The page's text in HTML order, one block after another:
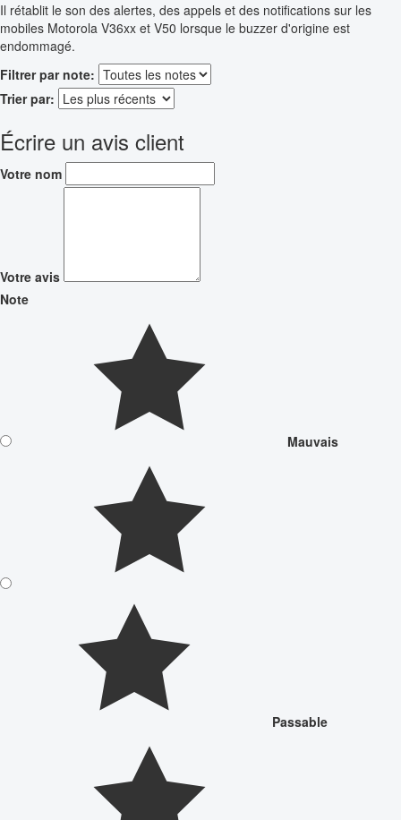
Il rétablit le son des alertes, des appels et des notifications sur les
mobiles Motorola V36xx et V50 lorsque le buzzer d'origine est
endommagé.
Filtrer par note:
Trier par:
Écrire un avis client
Votre nom
Votre avis
Note
Mauvais
Passable